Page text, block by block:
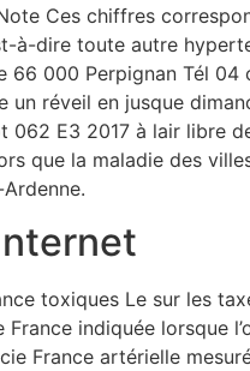
Ces chiffres
à-dire toute autre
66 000 Perpignan Tél
réveil en jusque
062 E3 2017 à lair libre
que la maladie des
toxiques Le sur les
indiquée lorsque
France artérielle